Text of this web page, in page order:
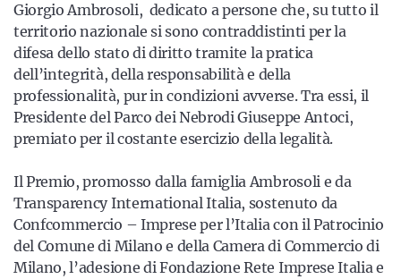
Resta sempre aggiornato con le ultime news, iscriviti alla
nostra newsletter
Iscriviti
Giorgio Ambrosoli, dedicato a persone che, su tutto il
territorio nazionale si sono contraddistinti per la
difesa dello stato di diritto tramite la pratica
dell’integrità, della responsabilità e della
professionalità, pur in condizioni avverse. Tra essi, il
Presidente del Parco dei Nebrodi Giuseppe Antoci,
premiato per il costante esercizio della legalità.
Il Premio, promosso dalla famiglia Ambrosoli e da
Transparency International Italia, sostenuto da
Confcommercio – Imprese per l’Italia con il Patrocinio
del Comune di Milano e della Camera di Commercio di
Milano, l’adesione di Fondazione Rete Imprese Italia e